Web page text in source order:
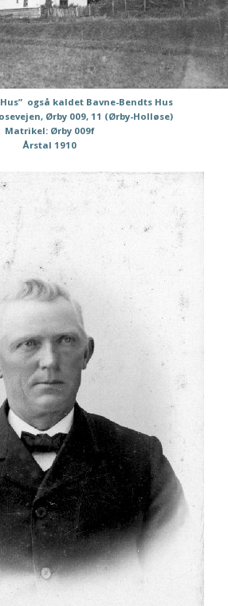
også kaldet Bavne-Bendts Hus
Ørby 009, 11 (Ørby-Holløse)
Matrikel: Ørby 009f
Årstal 1910